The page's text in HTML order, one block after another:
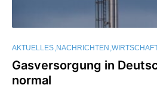
AKTUELLES NACHRICHTEN
Gasversorgung in
normal